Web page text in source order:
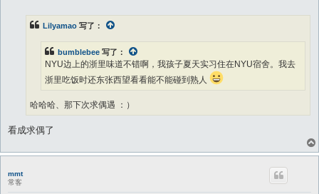
Lilyamao 写了：
bumblebee 写了：
NYU边上的浙里味道不错啊，我孩子夏天实习住在NYU宿舍。我去
浙里吃饭时还东张西望看看能不能碰到熟人
哈哈哈、那下次求偶遇 ：）
看成求偶了
mmt
常客